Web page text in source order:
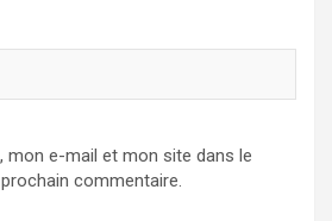
mon e-mail et mon site dans le
commentaire.